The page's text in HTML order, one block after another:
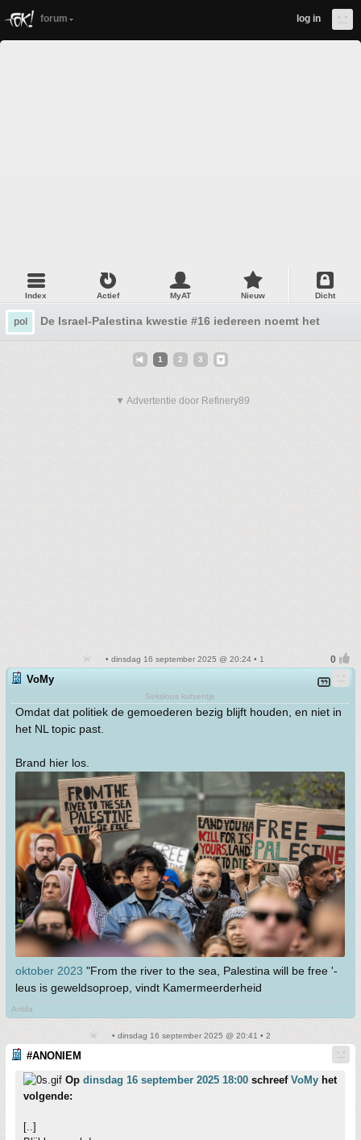
forum log in
Index Actief MyAT Nieuw Dicht
pol De Israel-Palestina kwestie #16 iedereen noemt het
1 2 3
▼ Advertentie door Refinery89
• dinsdag 16 september 2025 @ 20:24 • 1
VoMy
Seksloos kutventje
Omdat dat politiek de gemoederen bezig blijft houden, en niet in
het NL topic past.
Brand hier los.
oktober 2023 "From the river to the sea, Palestina will be free '-
leus is geweldsoproep, vindt Kamermeerderheid
Antifa
• dinsdag 16 september 2025 @ 20:41 • 2
#ANONIEM
Op dinsdag 16 september 2025 18:00 schreef VoMy het
volgende:
[..]